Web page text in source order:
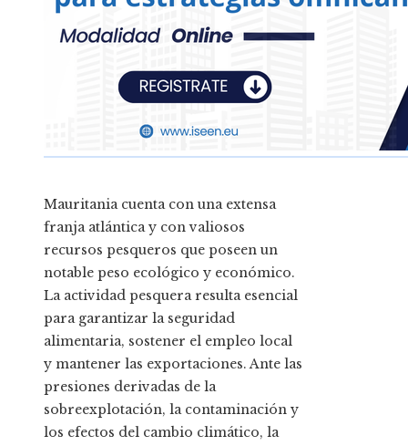
Mauritania cuenta con una extensa
franja atlántica y con valiosos
recursos pesqueros que poseen un
notable peso ecológico y económico.
La actividad pesquera resulta esencial
para garantizar la seguridad
alimentaria, sostener el empleo local
y mantener las exportaciones. Ante las
presiones derivadas de la
sobreexplotación, la contaminación y
los efectos del cambio climático, la